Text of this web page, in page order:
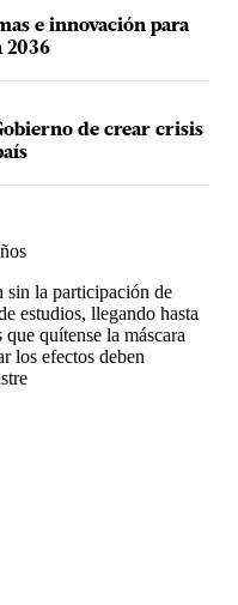
e innovación para
2036
de crear crisis